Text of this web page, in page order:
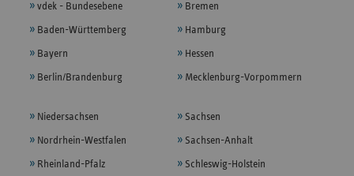
vdek - Bundesebene
Baden-Württemberg
Bayern
Berlin/Brandenburg
Bremen
Hamburg
Hessen
Mecklenburg-Vorpommern
Niedersachsen
Nordrhein-Westfalen
Rheinland-Pfalz
Sachsen
Sachsen-Anhalt
Schleswig-Holstein